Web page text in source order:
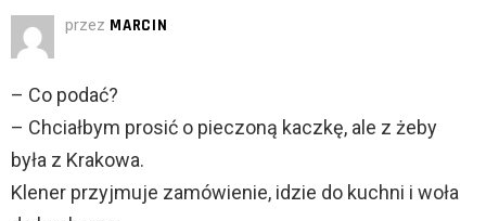
przez MARCIN
– Co podać?
– Chciałbym prosić o pieczoną kaczkę, ale z żeby
była z Krakowa.
Klener przyjmuje zamówienie, idzie do kuchni i woła